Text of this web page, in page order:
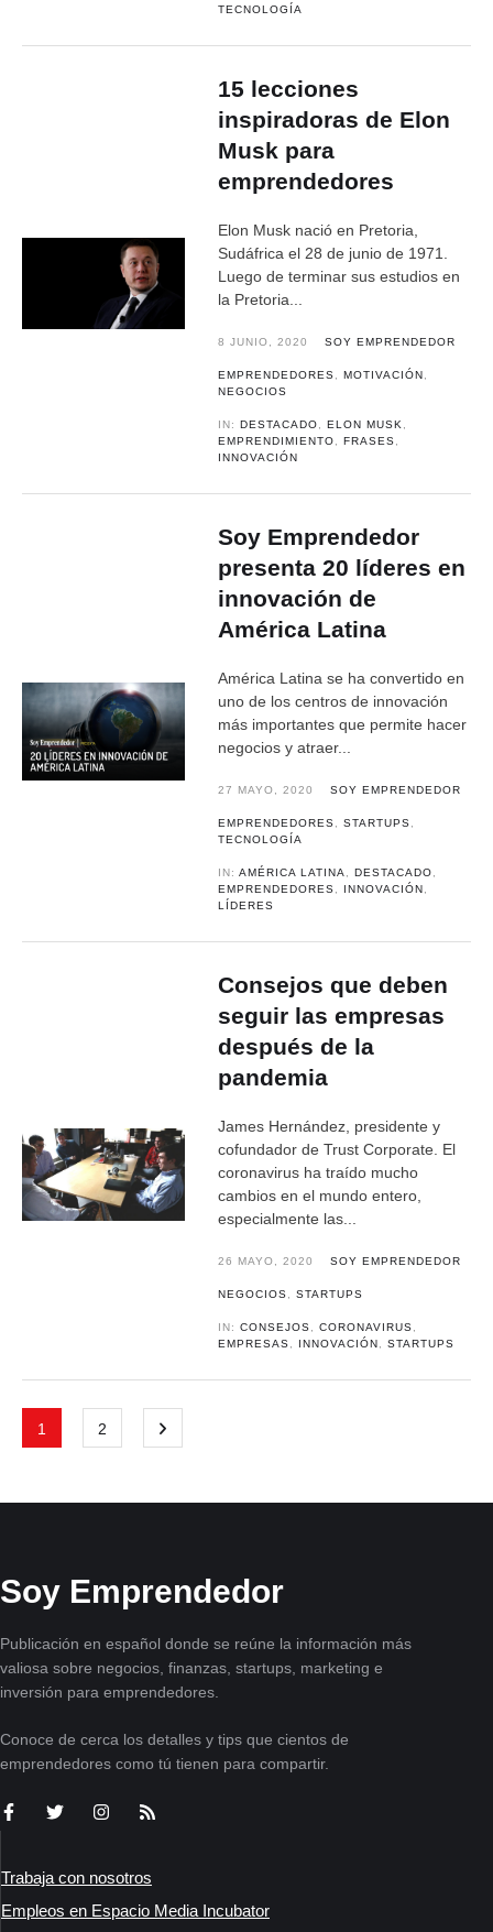
TECNOLOGÍA
15 lecciones
inspiradoras de Elon
Musk para
emprendedores
Elon Musk nació en Pretoria,
Sudáfrica el 28 de junio de 1971.
Luego de terminar sus estudios en
la Pretoria...
8 JUNIO, 2020 SOY EMPRENDEDOR
EMPRENDEDORES ,MOTIVACIÓN
NEGOCIOS
IN:DESTACADO ,ELON MUSK
EMPRENDIMIENTO
,FRASES
INNOVACIÓN
Soy Emprendedor
presenta 20 líderes en
innovación de
América Latina
América Latina se ha convertido en
uno de los centros de innovación
más importantes que permite hacer
negocios y atraer...
27 MAYO, 2020 SOY EMPRENDEDOR
EMPRENDEDORES ,STARTUPS
TECNOLOGÍA
IN:AMÉRICA LATINA ,DESTACADO
EMPRENDEDORES
INNOVACIÓN
LÍDERES
Consejos que deben
seguir las empresas
después de la
pandemia
James Hernández, presidente y
cofundador de Trust Corporate. El
coronavirus ha traído mucho
cambios en el mundo entero,
especialmente las...
26 MAYO, 2020 SOY EMPRENDEDOR
NEGOCIOS ,STARTUPS
IN:CONSEJOS ,CORONAVIRUS
EMPRESAS
INNOVACIÓN ,STARTUPS
1 2
Soy Emprendedor
Publicación en español donde se reúne la información más
valiosa sobre negocios, finanzas, startups, marketing e
inversión para emprendedores.
Conoce de cerca los detalles y tips que cientos de
emprendedores como tú tienen para compartir.
Trabaja con nosotros
Empleos en Espacio Media Incubator